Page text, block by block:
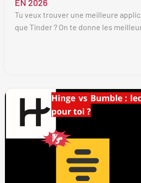
EN 2026
Tu veux trouver une meilleure
que Tinder ? On te donne les